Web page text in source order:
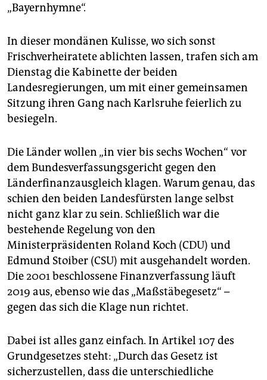
„Bayernhymne“.
In dieser mondänen Kulisse, wo sich sonst
Frischverheiratete ablichten lassen, trafen sich am
Dienstag die Kabinette der beiden
Landesregierungen, um mit einer gemeinsamen
Sitzung ihren Gang nach Karlsruhe feierlich zu
besiegeln.
Die Länder wollen „in vier bis sechs Wochen“ vor
dem Bundesverfassungsgericht gegen den
Länderfinanzausgleich klagen. Warum genau, das
schien den beiden Landesfürsten lange selbst
nicht ganz klar zu sein. Schließlich war die
bestehende Regelung von den
Ministerpräsidenten Roland Koch (CDU) und
Edmund Stoiber (CSU) mit ausgehandelt worden.
Die 2001 beschlossene Finanzverfassung läuft
2019 aus, ebenso wie das „Maßstäbegesetz“ –
gegen das sich die Klage nun richtet.
Dabei ist alles ganz einfach. In Artikel 107 des
Grundgesetzes steht: „Durch das Gesetz ist
sicherzustellen, dass die unterschiedliche